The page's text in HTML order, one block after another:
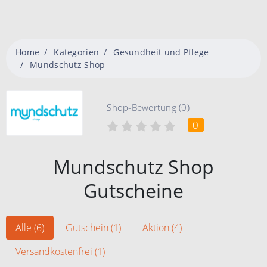
Home Kategorien
Gesundheit und Pflege
Mundschutz Shop
Shop-Bewertung (0)
0
Mundschutz Shop
Gutscheine
Alle (6) Gutschein (1)
Aktion (4)
Versandkostenfrei (1)